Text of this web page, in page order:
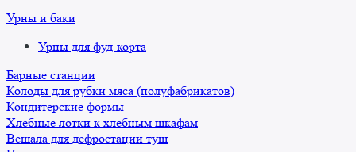
Урны и баки
Урны для фуд-корта
Барные станции
Колоды для рубки мяса (полуфабрикатов)
Кондитерские формы
Хлебные лотки к хлебным шкафам
Вешала для дефростации туш